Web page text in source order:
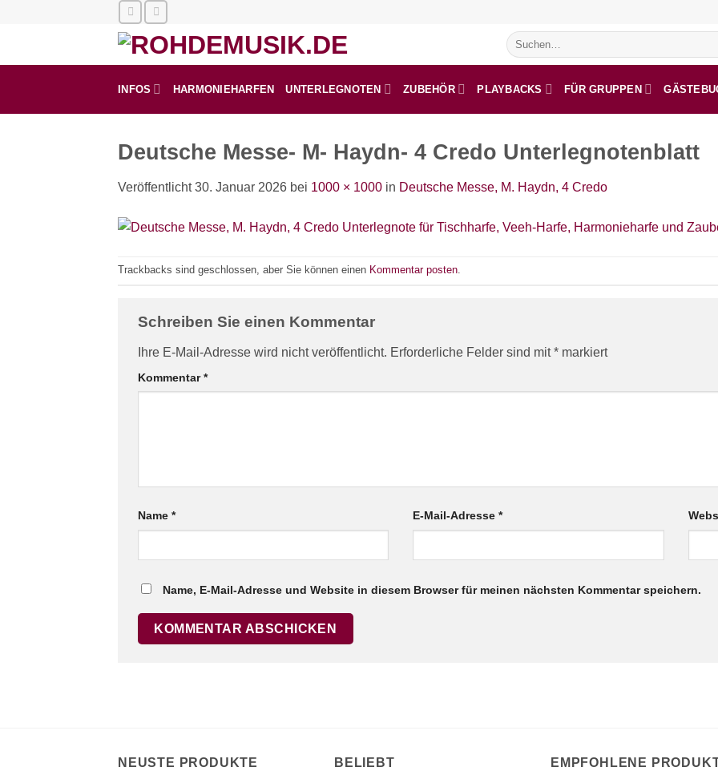
Suchen
nach:
INFOS HARMONIEHARFEN UNTERLEGNOTEN ZUBEHÖR PLAYBACKS FÜR GRUPPEN
Deutsche Messe- M- Haydn- 4 Credo Unterlegnotenblatt
Veröffentlicht30. Januar 2026 bei 1000 × 1000 in Deutsche Messe, M. Haydn, 4 Credo
Trackbacks sind geschlossen, aber Sie können einen Kommentar posten.
Schreiben Sie einen Kommentar
Ihre E-Mail-Adresse wird nicht veröffentlicht. Erforderliche Felder sind mit* markiert
Kommentar*
Name * E-Mail-Adresse*
Name, E-Mail-Adresse und Website in diesem Browser für meinen nächsten Kommentar speichern.
NEUSTE PRODUKTE BELIEBT EMPFOHLENE